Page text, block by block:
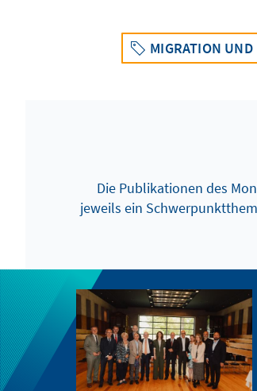
MIGRATION
Die Publikationen des
jeweils ein